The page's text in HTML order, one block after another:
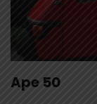
Ape 50